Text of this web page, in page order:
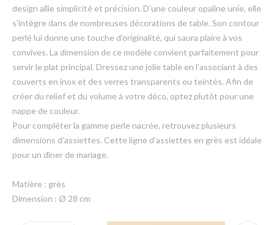
design allie simplicité et précision. D’une couleur opaline unie, elle
s'intègre dans de nombreuses décorations de table. Son contour
perlé lui donne une touche d’originalité, qui saura plaire à vos
convives. La dimension de ce modèle convient parfaitement pour
servir le plat principal. Dressez une jolie table en l’associant à des
couverts en inox et des verres transparents ou teintés. Afin de
créer du relief et du volume à votre déco, optez plutôt pour une
nappe de couleur.
Pour compléter la gamme perle nacrée, retrouvez plusieurs
dimensions d’assiettes. Cette ligne d’assiettes en grès est idéale
pour un dîner de mariage.
Matière : grès
Dimension : Ø 28 cm